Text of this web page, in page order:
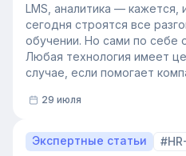
LMS, аналитика — кажется,
сегодня строятся все
обучении. Но сами по себе
Любая технология имеет
случае, если помогает
Сегодня бизнес
обучение оказывает на
эффект измерить. Такой
29 июля
Экспертные статьи